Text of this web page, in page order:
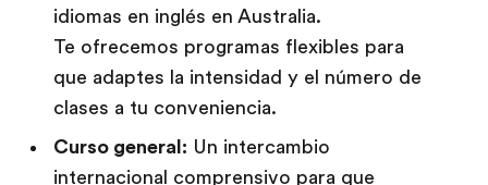
idiomas en inglés en Australia.
Te ofrecemos programas flexibles para
que adaptes la intensidad y el número de
clases a tu conveniencia.
Curso general: Un intercambio
internacional comprensivo para que